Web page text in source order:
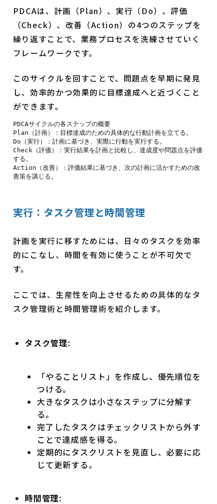
PDCAは、計画（Plan）、実行（Do）、評価
（Check）、改善（Action）の4つのステップを
繰り返すことで、業務プロセスを洗練させていく
フレームワークです。
このサイクルを回すことで、問題点を早期に発見
し、効率的かつ効果的に目標達成へと近づくこと
ができます。
PDCAサイクルの各ステップの概要
Plan（計画）：目標達成のための具体的な行動計画を立てる。
Do（実行）：計画に基づき、実際に行動を実行する。
Check（評価）：実行結果を計画と比較し、達成度や問題点を評価
する。
Action（改善）：評価結果に基づき、次の計画に活かすための改
実行：タスク管理と時間管理
計画を実行に移すためには、日々のタスクを効率
的にこなし、時間を有効に使うことが不可欠で
す。
ここでは、生産性を向上させるための具体的なタ
スク管理術と時間管理術を紹介します。
タスク管理:
「やることリスト」を作成し、優先順位を
つける。
大きなタスクは小さなステップに分解す
る。
完了したタスクはチェックリストから外す
ことで達成感を得る。
定期的にタスクリストを見直し、必要に応
じて更新する。
時間管理: